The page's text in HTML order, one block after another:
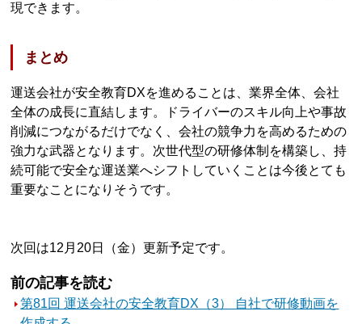
現できます。
まとめ
運送会社が安全教育DXを進めることは、業界全体、会社
全体の成長に直結します。ドライバーのスキル向上や事故
削減につながるだけでなく、会社の競争力を高めるための
強力な武器となります。次世代型の研修体制を構築し、持
続可能で安全な運送業へシフトしていくことは今後とても
重要なことになりそうです。
次回は12月20日（金）更新予定です。
前の記事を読む
第81回 運送会社の安全教育DX（3） 自社で研修動画を